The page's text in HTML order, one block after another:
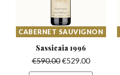
CABERNET SAUVIGNON
Sassicaia 1996
€590.00€529.00